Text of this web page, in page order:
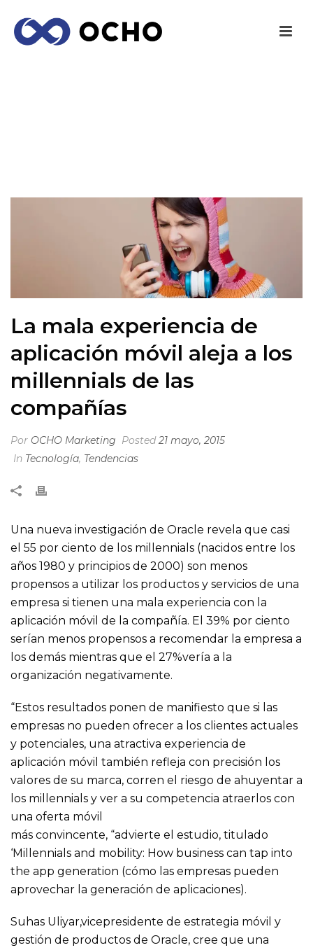
La mala experiencia de
aplicación móvil aleja a los
millennials de las
compañías
Por OCHO Marketing Posted21 mayo, 2015
In Tecnología, Tendencias
Una nueva investigación de Oracle revela que casi
el 55 por ciento de los millennials (nacidos entre los
años 1980 y principios de 2000) son menos
propensos a utilizar los productos y servicios de una
empresa si tienen una mala experiencia con la
aplicación móvil de la compañía. El 39% por ciento
serían menos propensos a recomendar la empresa a
los demás mientras que el 27%vería a la
organización negativamente.
“Estos resultados ponen de manifiesto que si las
empresas no pueden ofrecer a los clientes actuales
y potenciales, una atractiva experiencia de
aplicación móvil también refleja con precisión los
valores de su marca, corren el riesgo de ahuyentar a
los millennials y ver a su competencia atraerlos con
una oferta móvil
más convincente, “advierte el estudio, titulado
‘Millennials and mobility: How business can tap into
the app generation (cómo las empresas pueden
aprovechar la generación de aplicaciones).
Suhas Uliyar,vicepresidente de estrategia móvil y
gestión de productos de Oracle, cree que una